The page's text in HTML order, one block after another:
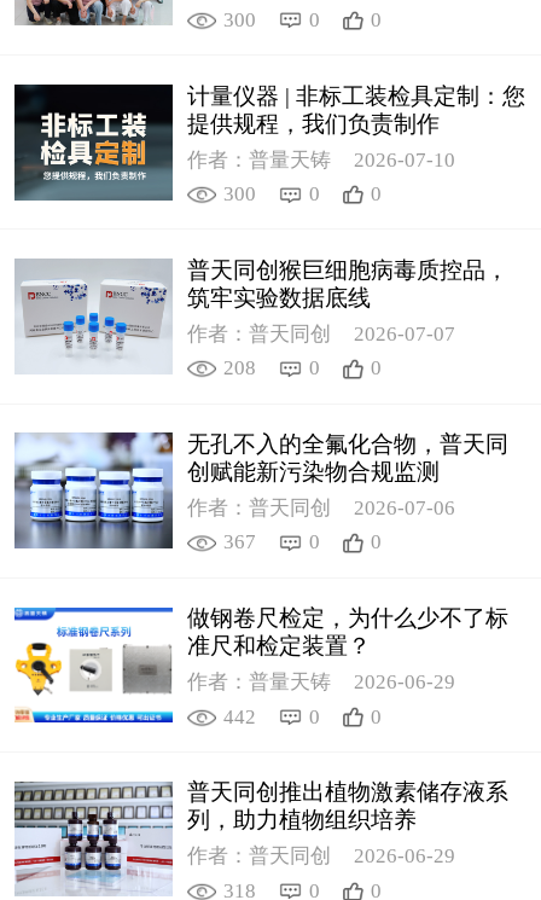
300
0 0
计量仪器 | 非标工装检具定制：您
提供规程，我们负责制作
作者：普量天铸
2026-07-10
300
0 0
普天同创猴巨细胞病毒质控品，
筑牢实验数据底线
作者：普天同创
2026-07-07
208
0 0
无孔不入的全氟化合物，普天同
创赋能新污染物合规监测
作者：普天同创
2026-07-06
367
0 0
做钢卷尺检定，为什么少不了标
准尺和检定装置？
作者：普量天铸
2026-06-29
442
0 0
普天同创推出植物激素储存液系
列，助力植物组织培养
作者：普天同创
2026-06-29
318
0 0